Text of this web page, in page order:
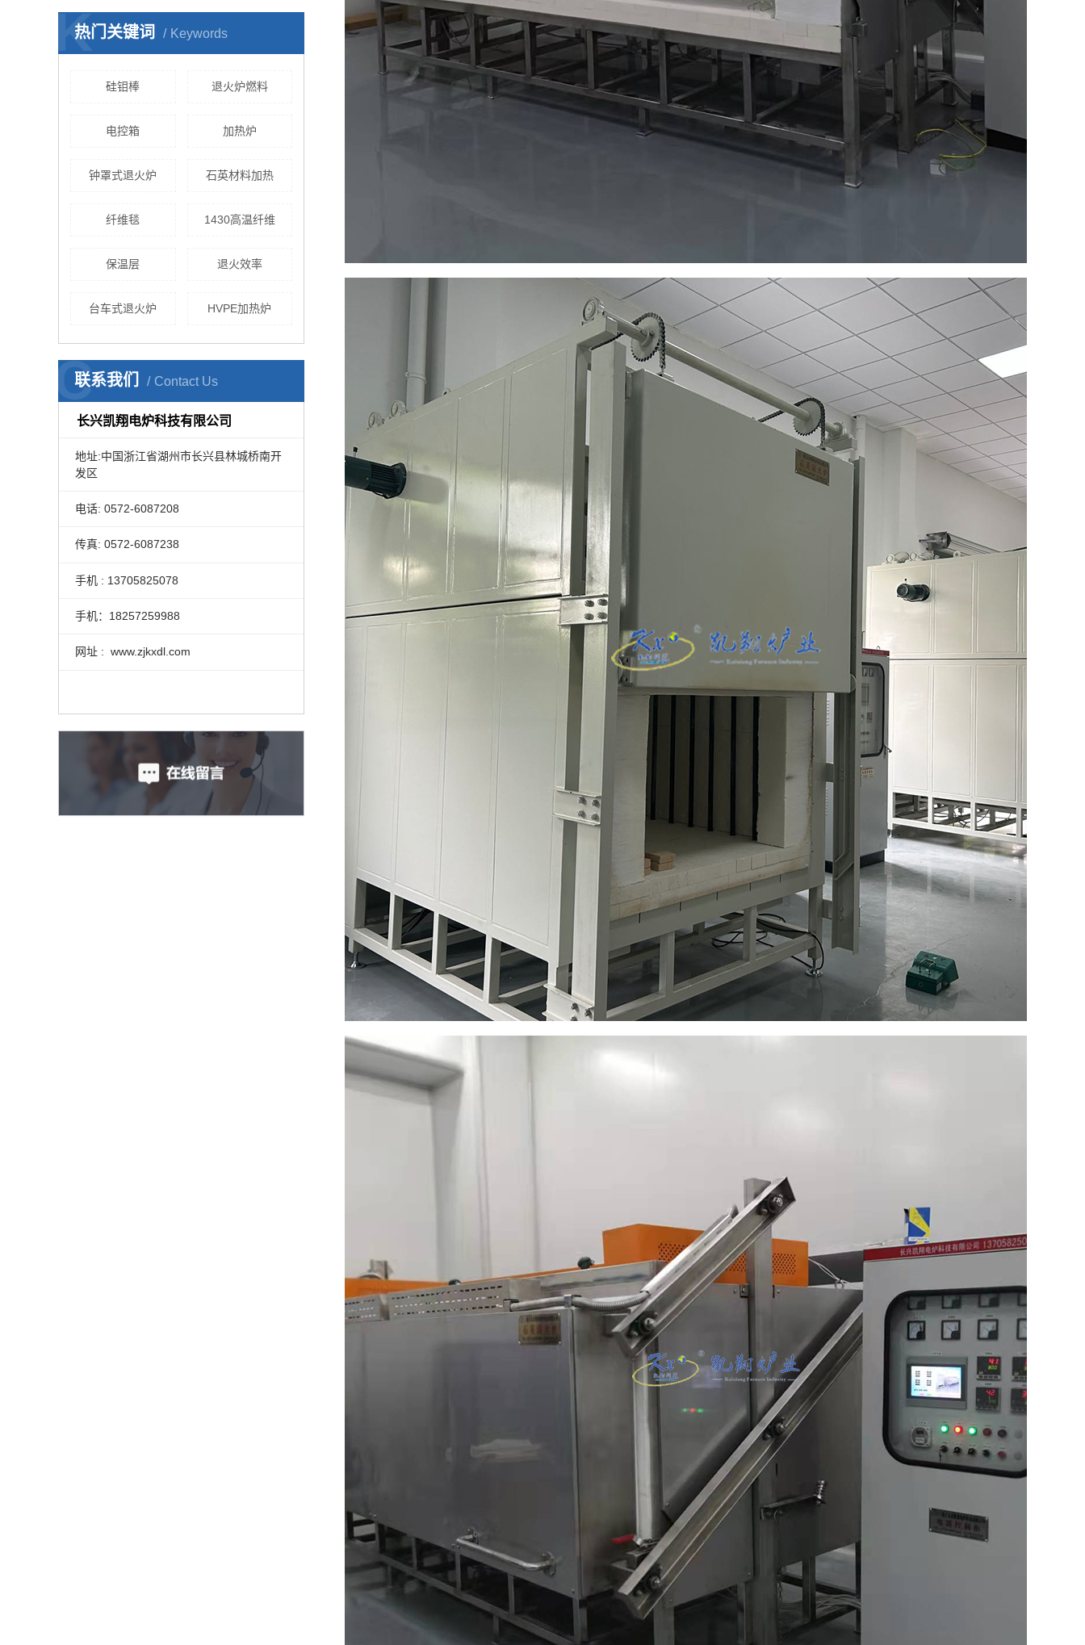
热门关键词 Keywords
K
硅钼棒 退火炉燃料
电控箱 加热炉
钟罩式退火炉 石英材料加热
纤维毯 1430高温纤维
保温层 退火效率
台车式退火炉 HVPE加热炉
联系我们 Contact Us
C
长兴凯翔电炉科技有限公司
地址:中国浙江省湖州市长兴县林城桥南开
发区
电话: 0572-6087208
传真: 0572-6087238
手机 : 13705825078
手机：18257259988
网址 : www.zjkxdl.com